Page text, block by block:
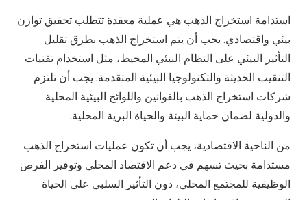
استدامة استخراج الذهب هي عملية معقدة تتطلب تحقيق توازن
بيئي واقتصادي. يجب أن يتم استخراج الذهب بطرق تقليل
التأثير البيئي على النظام البيئي المحيط، مثل استخدام تقنيات
التنقيب الحديثة والتكنولوجيا البيئية المتقدمة. يجب أن تلتزم
شركات استخراج الذهب بالقوانين واللوائح البيئية المحلية
والدولية لضمان حماية البيئة والحياة البرية المحلية.
من الناحية الاقتصادية، يجب أن تكون عمليات استخراج الذهب
مستدامة بحيث تسهم في دعم الاقتصاد المحلي وتوفير الفرص
الوظيفية للمجتمع المحلي، دون التأثير السلبي على الحياة